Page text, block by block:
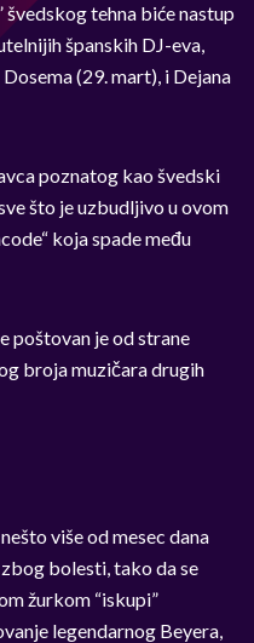
švedskog tehna biće nastup
španskih DJ-eva,
(29. mart), i Dejana
poznatog kao švedski
što je uzbudljivo u ovom
koja spade među
poštovan je od strane
broja muzičara drugih
više od mesec dana
bolesti, tako da se
žurkom “iskupi”
legendarnog Beyera,